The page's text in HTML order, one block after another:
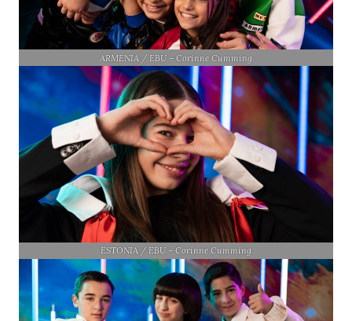
ARMENIA / EBU – Corinne Cumming
ESTONIA / EBU – Corinne Cumming